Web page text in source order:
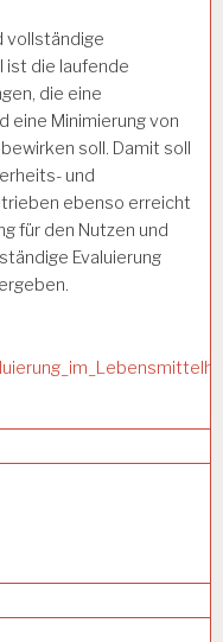
vollständige
ist die laufende
die eine
eine Minimierung von
soll. Damit soll
und
ebenso erreicht
für den Nutzen und
Evaluierung